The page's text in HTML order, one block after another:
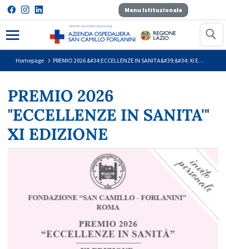
Menu Istituzionale
PREMIO 2026
Homepage PREMIO 2026 &#34;ECCELLENZE IN SANITA&#39;&#34; XI EDIZIONE
PREMIO 2026
"ECCELLENZE IN SANITA'"
XI EDIZIONE